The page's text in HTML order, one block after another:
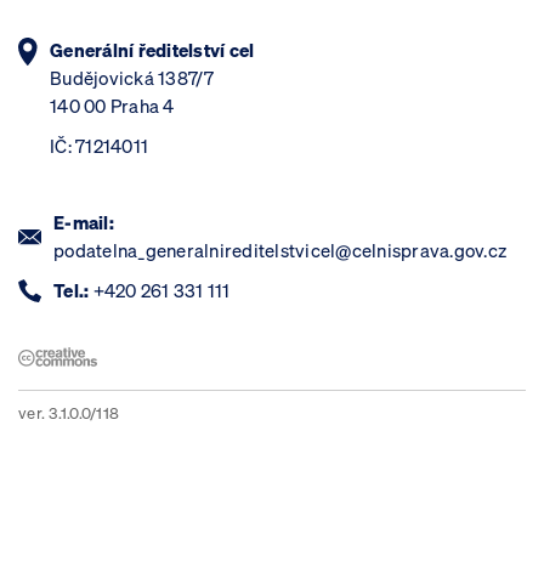
Generální ředitelství cel
Budějovická 1387/7
140 00 Praha 4
IČ: 71214011
E-mail:
podatelna_generalnireditelstvicel@celnisprava.gov.cz
Tel.: +420 261 331 111
ver. 3.1.0.0/118